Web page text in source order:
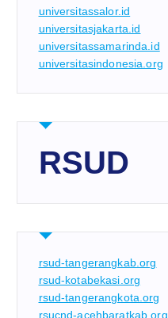
universitassalor.id
universitasjakarta.id
universitassamarinda.id
universitasindonesia.org
RSUD
rsud-tangerangkab.org
rsud-kotabekasi.org
rsud-tangerangkota.org
rsucnd-acehbaratkab.org